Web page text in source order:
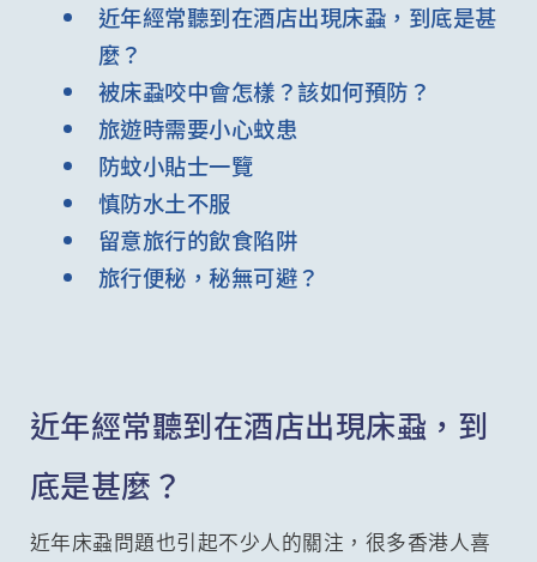
近年經常聽到在酒店出現床蝨，到底是甚
麼？
被床蝨咬中會怎樣？該如何預防？
旅遊時需要小心蚊患
防蚊小貼士一覽
慎防水土不服
留意旅行的飲食陷阱
旅行便秘，秘無可避？
近年經常聽到在酒店出現床蝨，到
底是甚麼？
近年床蝨問題也引起不少人的關注，很多香港人喜